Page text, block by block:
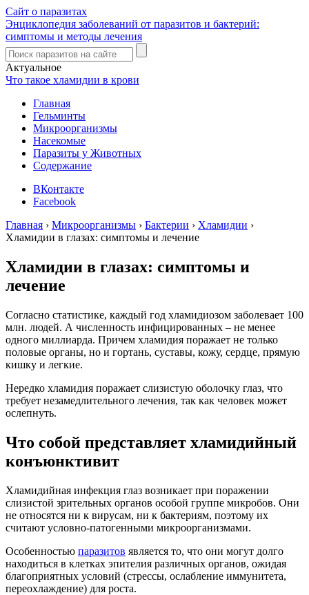
Сайт о паразитах
Энциклопедия заболеваний от паразитов и бактерий:
симптомы и методы лечения
Актуальное
Что такое хламидии в крови
Главная
Гельминты
Микроорганизмы
Насекомые
Паразиты у Животных
Содержание
ВКонтакте
Facebook
Главная › Микроорганизмы › Бактерии › Хламидии ›
Хламидии в глазах: симптомы и лечение
Хламидии в глазах: симптомы и
лечение
Согласно статистике, каждый год хламидиозом заболевает 100
млн. людей. А численность инфицированных – не менее
одного миллиарда. Причем хламидия поражает не только
половые органы, но и гортань, суставы, кожу, сердце, прямую
кишку и легкие.
Нередко хламидия поражает слизистую оболочку глаз, что
требует незамедлительного лечения, так как человек может
ослепнуть.
Что собой представляет хламидийный
конъюнктивит
Хламидийная инфекция глаз возникает при поражении
слизистой зрительных органов особой группе микробов. Они
не относятся ни к вирусам, ни к бактериям, поэтому их
считают условно-патогенными микроорганизмами.
Особенностью паразитов является то, что они могут долго
находиться в клетках эпителия различных органов, ожидая
благоприятных условий (стрессы, ослабление иммунитета,
переохлаждение) для роста.